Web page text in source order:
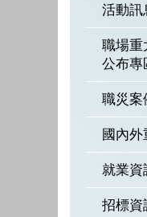
活動訊
職場重
公布專
職災案
國內
就業資
招標資